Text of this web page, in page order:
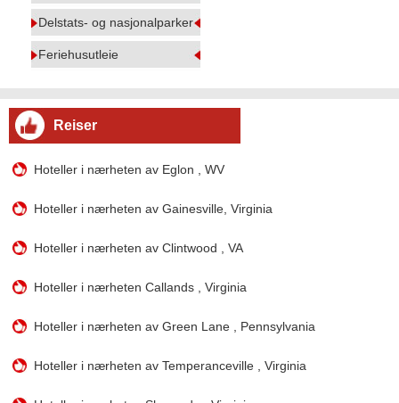
Delstats- og nasjonalparker
Feriehusutleie
Reiser
Hoteller i nærheten av Eglon , WV
Hoteller i nærheten av Gainesville, Virginia
Hoteller i nærheten av Clintwood , VA
Hoteller i nærheten Callands , Virginia
Hoteller i nærheten av Green Lane , Pennsylvania
Hoteller i nærheten av Temperanceville , Virginia